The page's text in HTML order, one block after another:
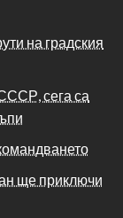
на градския
сега са
ще приключи